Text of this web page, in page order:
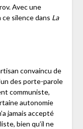
Avec une
silence dans La
convaincu de
des porte-parole
communiste,
autonomie
jamais accepté
bien qu’il ne